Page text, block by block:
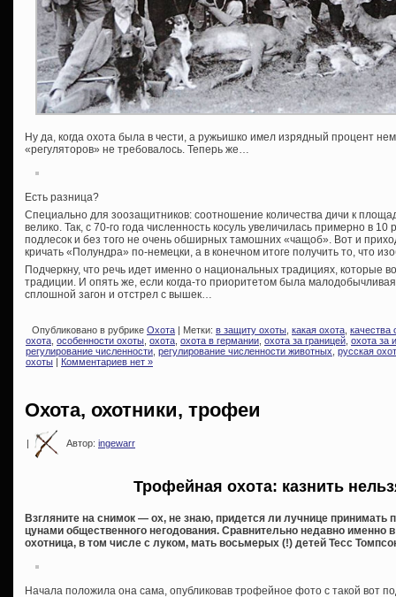
Ну да, когда охота была в чести, а ружьишко имел изрядный процент
«регуляторов» не требовалось. Теперь же…
Есть разница?
Специально для зоозащитников: соотношение количества дичи к
велико. Так, с 70-го года численность косуль увеличилась примерно в
подлесок и без того не очень обширных тамошних «чащоб». Вот и
кричать «Полундра» по-немецки, а в конечном итоге получить то, что
Подчеркну, что речь идет именно о национальных традициях, которые
традиции. И опять же, если когда-то приоритетом была
сплошной загон и отстрел с вышек…
Опубликовано в рубрике Охота | Метки: в защиту охоты какая охота качества
охота особенности охоты охота охота в германии охота за границей охота за
регулирование численности регулирование численности животных русская
охоты | Комментариев нет »
Охота, охотники, трофеи
| Автор: ingewarr
Трофейная охота: казнить
Взгляните на снимок — ох, не знаю, придется ли лучнице принимать
цунами общественного негодования. Сравнительно недавно именно
охотница, в том числе с луком, мать восьмерых (!) детей Тесс
Начала положила она сама, опубликовав трофейное фото с такой вот